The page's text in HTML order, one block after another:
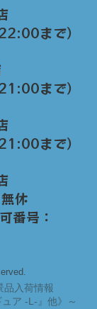
まで）
まで）
まで）
休
番号：
品入荷情報
ア -L-』他》～